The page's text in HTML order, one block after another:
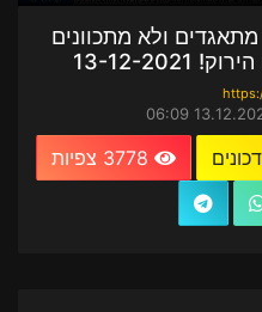
מתאגדים ולא מתכוונים
12-2021